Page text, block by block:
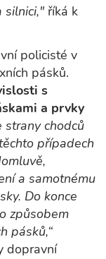
silnici," říká k
policisté v
pásků.
s
a prvky
strany chodců
případech
a samotnému
Do konce
způsobem
pásků,“
dopravní